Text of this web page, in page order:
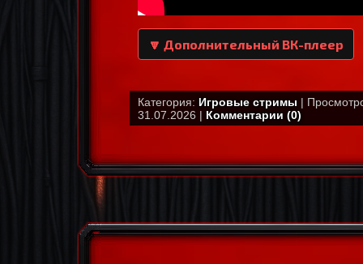
🔽 Дополнительный ВК-плеер
Категория: Игровые стримы |
31.07.2026 | Комментарии (0)